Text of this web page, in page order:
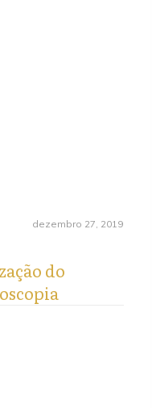
dezembro 27, 2019
do